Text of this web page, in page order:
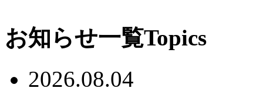
お知らせ一覧Topics
2026.08.04